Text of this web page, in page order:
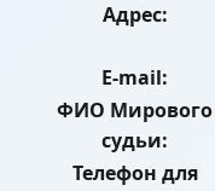
Адрес:
E-mail:
ФИО Мирового
судьи:
Телефон для